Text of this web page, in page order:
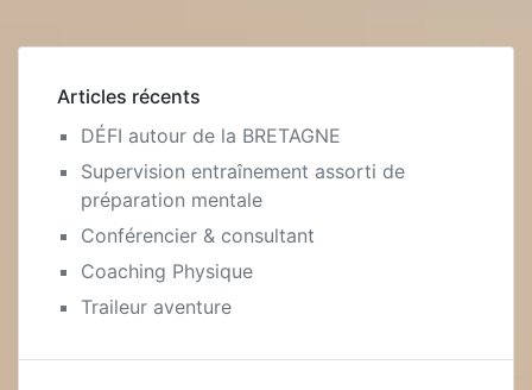
Articles récents
DÉFI autour de la BRETAGNE
Supervision entraînement assorti de
préparation mentale
Conférencier & consultant
Coaching Physique
Traileur aventure